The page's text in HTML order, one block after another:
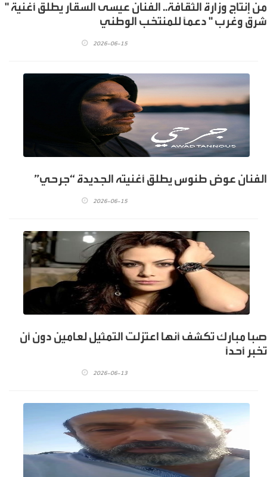
من إنتاج وزارة الثقافة.. الفنان عيسى السقار يطلق أغنية "
شرق وغرب " دعماً للمنتخب الوطني
2026-06-15
الفنان عوض طنوس يطلق أغنيته الجديدة “جرحي”
2026-06-15
صبا مبارك تكشف أنها اعتزلت التمثيل لعامين دون أن
تخبر أحداً
2026-06-13